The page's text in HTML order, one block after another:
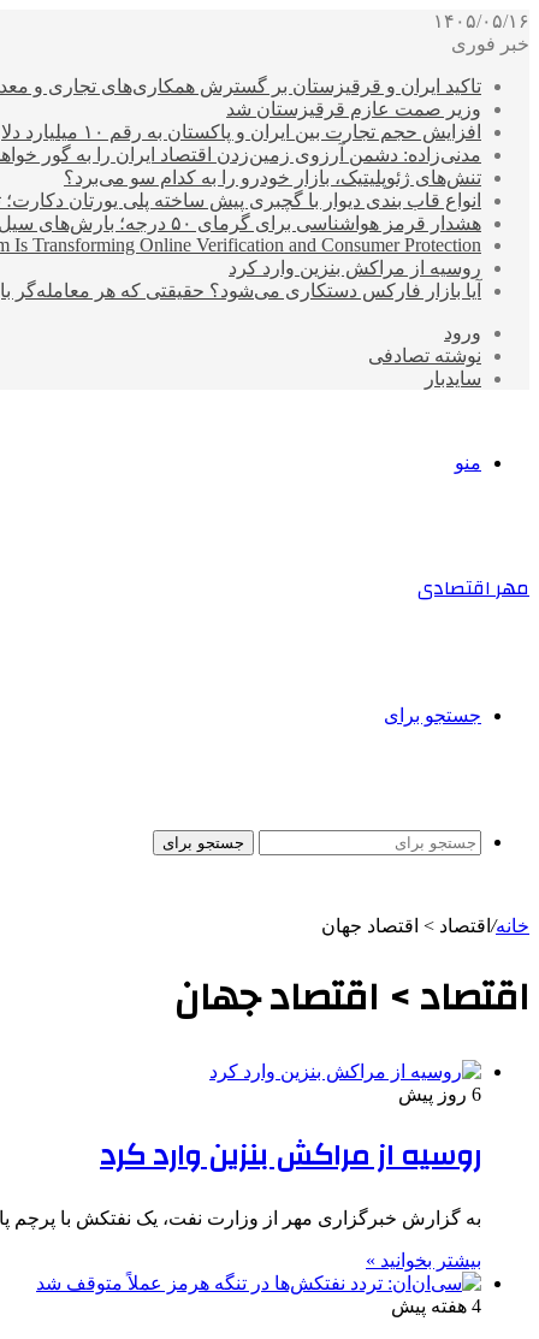
۱۴۰۵/۰۵/۱۶
خبر فوری
تاکید ایران و قرقیزستان بر گسترش همکاری‌های تجاری و
وزیر صمت عازم قرقیزستان شد
افزایش حجم تجارت بین ایران و پاکستان به رقم ۱۰ میلیارد دلار
مدنی‌زاده: دشمن آرزوی زمین‌زدن اقتصاد ایران را به گور
تنش‌های ژئوپلیتیک، بازار خودرو را به کدام سو می‌برد؟
انواع قاب بندی دیوار با گچبری پیش ساخته پلی یورتان
هشدار قرمز هواشناسی برای گرمای ۵۰ درجه؛ بارش‌های سیل‌آسا در ۳ استان
Transforming Online Verification and Consumer Protection
روسیه از مراکش بنزین وارد کرد
آیا بازار فارکس دستکاری می‌شود؟ حقیقتی که هر معامله‌گر
ورود
نوشته تصادفی
سایدبار
منو
مهر اقتصادی
جستجو برای
جستجو برای
خانه/ اقتصاد > اقتصاد جهان
اقتصاد > اقتصاد جهان
6 روز پیش
روسیه از مراکش بنزین وارد کرد
به گزارش خبرگزاری مهر از وزارت نفت، یک نفتکش با پرچم
بیشتر بخوانید »
4 هفته پیش